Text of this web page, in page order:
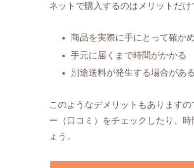
ネットで購入するのはメリットだ
商品を実際に手にとって確か
手元に届くまで時間がかかる
別途送料が発生する場合がある
このようなデメリットもあります
ー（口コミ）をチェックしたり、
ょう。